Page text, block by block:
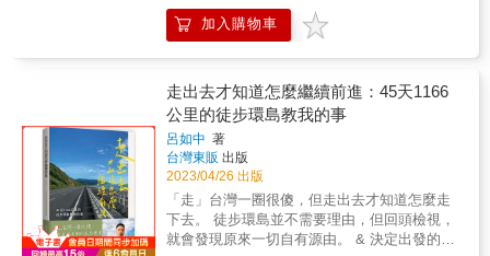
化協會｜大稻埕職業女性｜堅毅的台灣慰安婦
阿嬤｜大稻埕的性產業發展史｜女性員工福利
故事｜萬華女性無家者的堡壘｜宜蘭阿媽們的
故事｜歌仔戲班中雌雄莫辨的曖昧｜從大甲媽
祖看女性意識的崛起｜從藺草產業看見女性經
濟貢獻｜衫行街——女性主義作家與她的產地
｜鹿港小鎮裡的時代女性｜台灣第一個本土婦
女團體—彰化婦女共勵會｜日治時期嘉義女醫
師比例高居全台之首｜不斷進步的嘉義婦女組
織｜台南女中短褲事件｜台南嫁妝一牛車｜走
過女性受不平等條款限制的歲月►►► 向她看
探索五種基隆維度的深情 擁山抱海、港市合一
的基隆，因獨特的地理環境，成為大航海時代
&hellip;&hellip;，基隆擁有豐富底蘊、多采多姿
的樣貌。 風華絕代的雨都，不僅政權更迭在基
隆登台，渡海祖先、築港技師、戰後國軍、美
國大兵&hellip;等，在此下船，大時代的巨輪與
小人物的命運，深深地踏印在基隆的土地上，
孕育出獨特的人文韻味與地景特色。 本書由
「雨都漫步」小旅行職人&mdash;雨傘人
&mdash;實地踏查出發，從基隆的日常、海
洋、信仰、飲食、地景，提取出五種維度的基
加入購物車
走出去才知道怎麼繼續前進：45天1166
公里的徒步環島教我的事
呂如中 著
台灣東販 出版
2023/04/26 出版
「走」台灣一圈很傻，但走出去才知道怎麼走
下去。 徒步環島並不需要理由，但回頭檢視，
就會發現原來一切自有源由。 & 決定出發的想